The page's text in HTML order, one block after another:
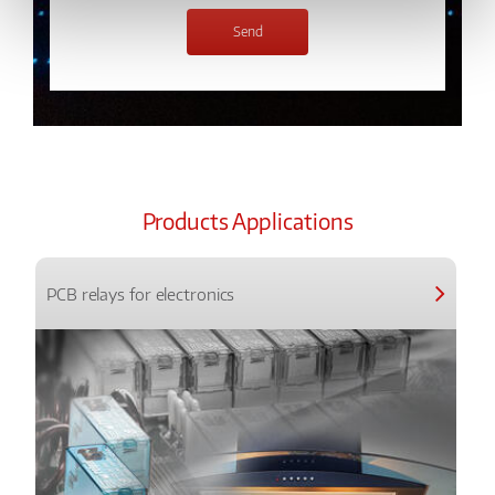
Products Applications
PCB relays for electronics